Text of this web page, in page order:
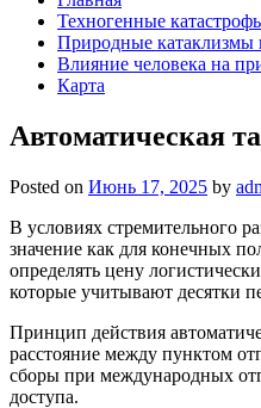
Техногенные
Природные катаклизмы
Влияние человека на
Карта
Автоматическая
Posted on Июнь 17, 2025 by
В условиях стремительного
значение как для конечных
определять цену
которые учитывают десятки
Принцип действия
расстояние между пунктом
сборы при международных
доступа.